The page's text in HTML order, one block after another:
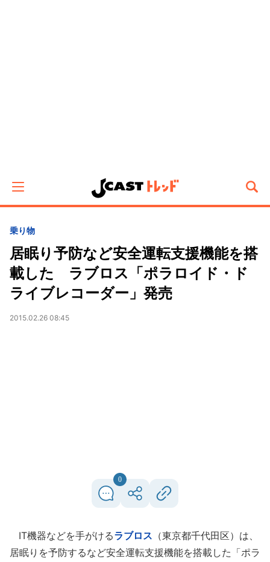
乗り物
居眠り予防など安全運転支援機能を搭
載した ラブロス「ポラロイド・ド
ライブレコーダー」発売
2015.02.26 08:45
0
IT機器などを手がけるラブロス （東京都千代田区）は、
居眠りを予防するなど安全運転支援機能を搭載した「ポラ